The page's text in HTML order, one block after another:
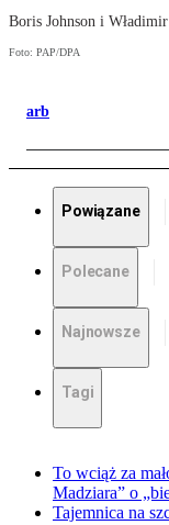
Boris Johnson i
Foto: PAP/DPA
arb
Powiązane
Polecane
Najnowsze
Tagi
To wciąż za
Madziara” o
Tajemnica na